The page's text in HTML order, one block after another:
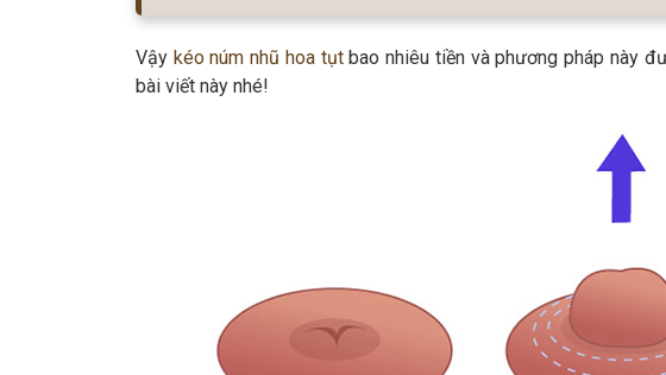
Vậy kéo núm nhũ hoa tụtbao nhiêu tiền và phương pháp này
bài viết này nhé!